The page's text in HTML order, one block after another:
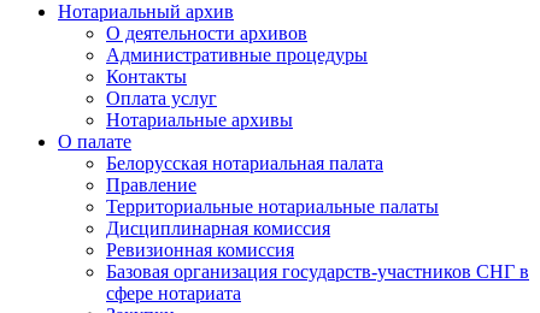
Нотариальный архив
О деятельности архивов
Административные процедуры
Контакты
Оплата услуг
Нотариальные архивы
О палате
Белорусская нотариальная палата
Правление
Территориальные нотариальные палаты
Дисциплинарная комиссия
Ревизионная комиссия
Базовая организация государств-участников СНГ в
сфере нотариата